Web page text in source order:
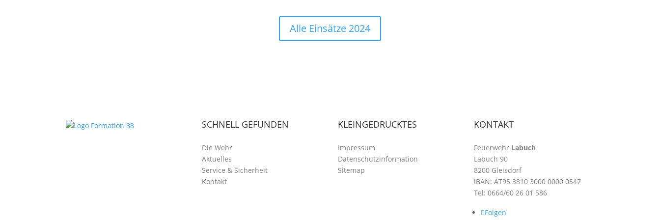
Alle Einsätze 2024
SCHNELL GEFUNDEN
Die Wehr
Aktuelles
Service & Sicherheit
Kontakt
KLEINGEDRUCKTES
Impressum
Datenschutzinformation
Sitemap
KONTAKT
Feuerwehr Labuch
Labuch 90
8200 Gleisdorf
IBAN: AT95 3810 3000 0000 0547
Tel: 0664/60 26 01 586
Folgen